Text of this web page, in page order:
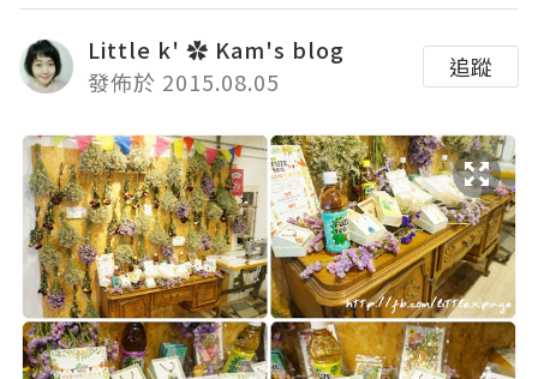
Little k' ✿ Kam's blog
發佈於 2015.08.05
追蹤